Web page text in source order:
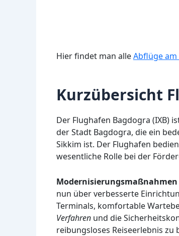
Hier findet man alleAbflüge am
Kurzübersicht
Der Flughafen Bagdogra (IXB)
der Stadt Bagdogra, die ein
Sikkim ist. Der Flughafen
wesentliche Rolle bei der
Modernisierungsmaßnahmen
nun über verbesserte
Terminals, komfortable
Verfahren und die
reibungsloses Reiseerlebnis zu